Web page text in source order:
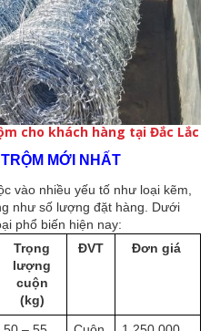
cho khách hàng tại Đắc Lắc
MỚI NHẤT
vào nhiều yếu tố như loại kẽm,
như số lượng đặt hàng. Dưới
phổ biến hiện nay:
Trọng
lượng
cuộn
(kg)
ĐVT Đơn giá